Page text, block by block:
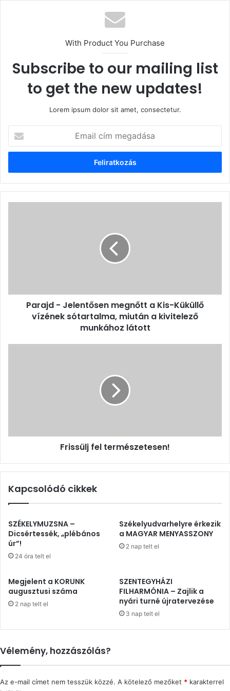
With Product You Purchase
Subscribe to our mailing list
to get the new updates!
Lorem ipsum dolor sit amet, consectetur.
cím
megadása
sótartalma,
miutánParajd - Jelentősen megnőtt a Kis-Küküllő
vízének sótartalma, miután a kivitelező
munkához látott
Frissülj fel természetesen!
Kapcsolódó cikkek
SZÉKELYMUZSNA –
Dicsértessék, „plébános
úr”!
24 óra telt el
Székelyudvarhelyre érkezik
a MAGYAR MENYASSZONY
2 nap telt el
Megjelent a KORUNK
augusztusi száma
2 nap telt el
SZENTEGYHÁZI
FILHARMÓNIA – Zajlik a
nyári turné újratervezése
3 nap telt el
Vélemény, hozzászólás?
Az e-mail címet nem tesszük közzé. A kötelező mezőket * karakterrel